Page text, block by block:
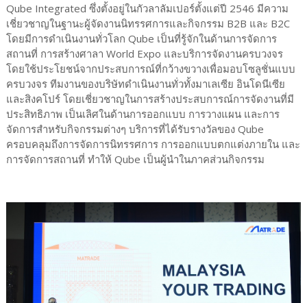
Qube Integrated ซึ่งตั้งอยู่ในกัวลาลัมเปอร์ตั้งแต่ปี 2546 มีความ
เชี่ยวชาญในฐานะผู้จัดงานนิทรรศการและกิจกรรม B2B และ B2C
โดยมีการดำเนินงานทั่วโลก Qube เป็นที่รู้จักในด้านการจัดการ
สถานที่ การสร้างศาลา World Expo และบริการจัดงานครบวงจร
โดยใช้ประโยชน์จากประสบการณ์ที่กว้างขวางเพื่อมอบโซลูชั่นแบบ
ครบวงจร ทีมงานของบริษัทดำเนินงานทั่วทั้งมาเลเซีย อินโดนีเซีย
และสิงคโปร์ โดยเชี่ยวชาญในการสร้างประสบการณ์การจัดงานที่มี
ประสิทธิภาพ เป็นเลิศในด้านการออกแบบ การวางแผน และการ
จัดการสำหรับกิจกรรมต่างๆ บริการที่ได้รับรางวัลของ Qube
ครอบคลุมถึงการจัดการนิทรรศการ การออกแบบตกแต่งภายใน และ
การจัดการสถานที่ ทำให้ Qube เป็นผู้นำในภาคส่วนกิจกรรม